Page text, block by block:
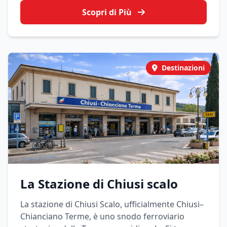
litorale tirrenico dell’isola. Dista circa 30–35 km
dal centro di Palermo, con tempi medi in auto
Scopri di Più
Destinazioni
La Stazione di Chiusi scalo
La stazione di Chiusi Scalo, ufficialmente Chiusi–
Chianciano Terme, è uno snodo ferroviario